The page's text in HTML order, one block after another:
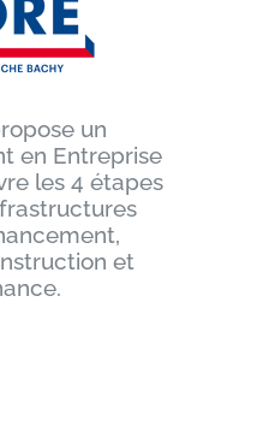
un
en Entreprise
les 4 étapes
et